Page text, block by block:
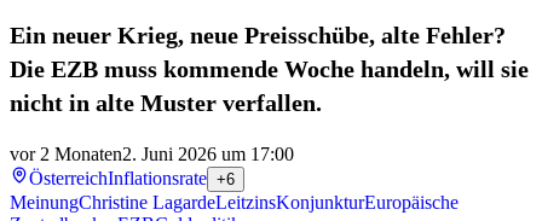
Ein neuer Krieg, neue Preisschübe, alte Fehler?
Die EZB muss kommende Woche handeln, will sie
nicht in alte Muster verfallen.
vor 2 Monaten2. Juni 2026 um 17:00
ÖsterreichInflationsrate +6
MeinungChristine LagardeLeitzinsKonjunkturEuropäische